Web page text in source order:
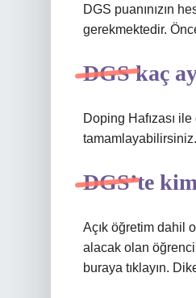
DGS puanınızın
gerekmektedir.
DGS kaç
Doping Hafızası
DGS’te
Açık öğretim dahil
alacak olan
buraya tıklayın.